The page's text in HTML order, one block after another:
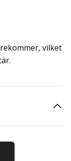
vilket